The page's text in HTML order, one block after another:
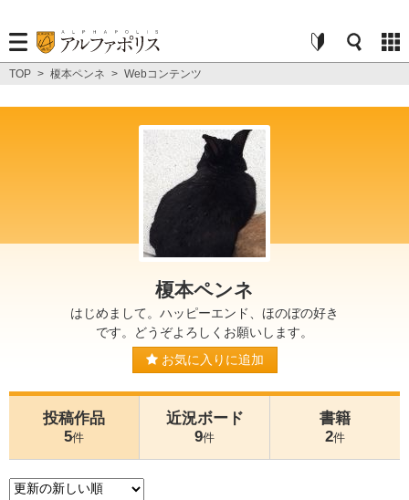
TOP > 榎本ペンネ > Webコンテンツ
榎本ペンネ
はじめまして。ハッピーエンド、ほのぼの好き
です。どうぞよろしくお願いします。
お気に入りに追加
投稿作品
5件
近況ボード
9件
書籍
2件